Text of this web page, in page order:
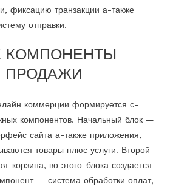
фиксацию транзакции а-также
отправки.
КОМПОНЕНТЫ
ПРОДАЖИ
коммерции формируется с-
компонентов. Начальный блок —
сайта а-также приложения,
товары плюс услуги. Второй
корзина, во этого-блока создается
— система обработки оплат,